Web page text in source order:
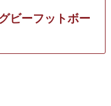
ビーフットボー